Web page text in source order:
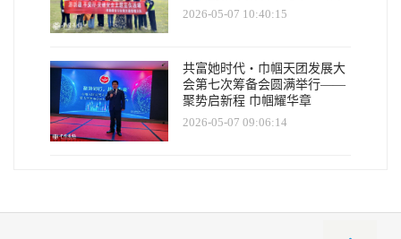
安防线
2026-05-07 10:40:15
共富她时代・巾帼天团发展大
会第七次筹备会圆满举行——
聚势启新程 巾帼耀华章
2026-05-07 09:06:14